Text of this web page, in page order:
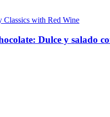
Dulce y salado